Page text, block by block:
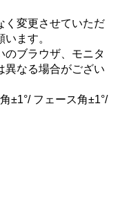
く変更させていただ
ます。
のブラウザ、モニタ
異なる場合がござい
±1°/ フェース角±1°/